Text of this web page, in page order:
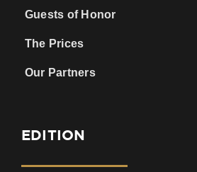
Guests of Honor
The Prices
Our Partners
EDITION